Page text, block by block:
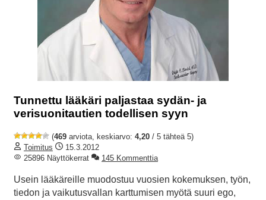
Tunnettu lääkäri paljastaa sydän- ja
verisuonitautien todellisen syyn
(469 arviota, keskiarvo: 4,20 / 5 tähteä 5)
Toimitus
15.3.2012
25896 Näyttökerrat
145 Kommenttia
Usein lääkäreille muodostuu vuosien kokemuksen, työn,
tiedon ja vaikutusvallan karttumisen myötä suuri ego,